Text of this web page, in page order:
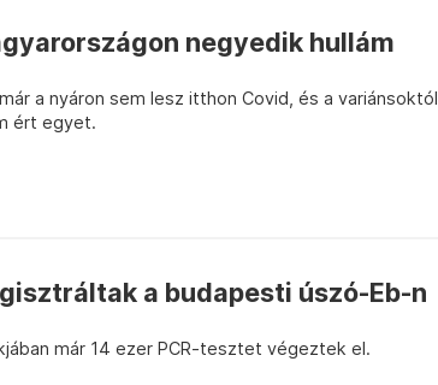
negyedik hullám
a nyáron sem lesz itthon Covid, és a variánsoktól
ért egyet.
a budapesti úszó-Eb-n
már 14 ezer PCR-tesztet végeztek el.